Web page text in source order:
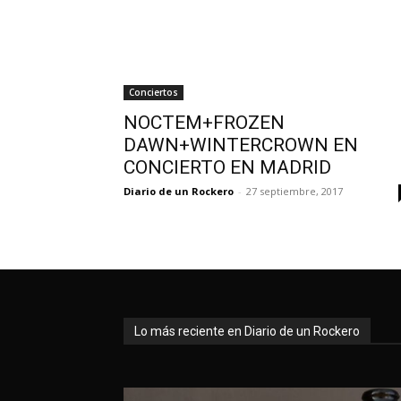
Conciertos
NOCTEM+FROZEN
DAWN+WINTERCROWN EN
CONCIERTO EN MADRID
Diario de un Rockero - 27 septiembre, 2017
Lo más reciente en Diario de un Rockero